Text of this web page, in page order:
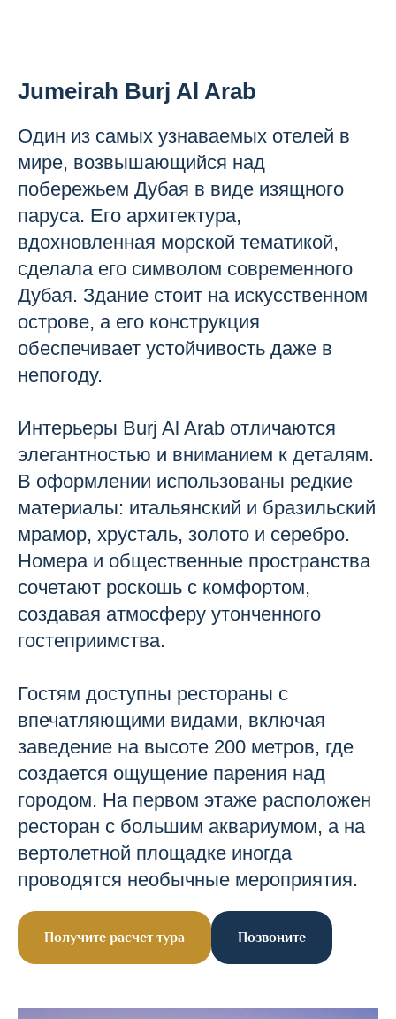
Jumeirah Burj Al Arab
Один из самых узнаваемых отелей в
мире, возвышающийся над
побережьем Дубая в виде изящного
паруса. Его архитектура,
вдохновленная морской тематикой,
сделала его символом современного
Дубая. Здание стоит на искусственном
острове, а его конструкция
обеспечивает устойчивость даже в
непогоду.
Интерьеры Burj Al Arab отличаются
элегантностью и вниманием к деталям.
В оформлении использованы редкие
материалы: итальянский и бразильский
мрамор, хрусталь, золото и серебро.
Номера и общественные пространства
сочетают роскошь с комфортом,
создавая атмосферу утонченного
гостеприимства.
Гостям доступны рестораны с
впечатляющими видами, включая
заведение на высоте 200 метров, где
создается ощущение парения над
городом. На первом этаже расположен
ресторан с большим аквариумом, а на
вертолетной площадке иногда
проводятся необычные мероприятия.
Получите расчет тура Позвоните